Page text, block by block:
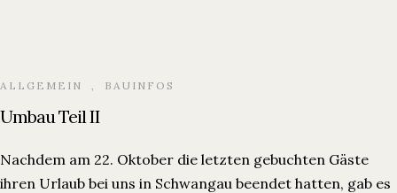
ALLGEMEIN , BAUINFOS
Umbau Teil II
Nachdem am 22. Oktober die letzten gebuchten Gäste
ihren Urlaub bei uns in Schwangau beendet hatten, gab es